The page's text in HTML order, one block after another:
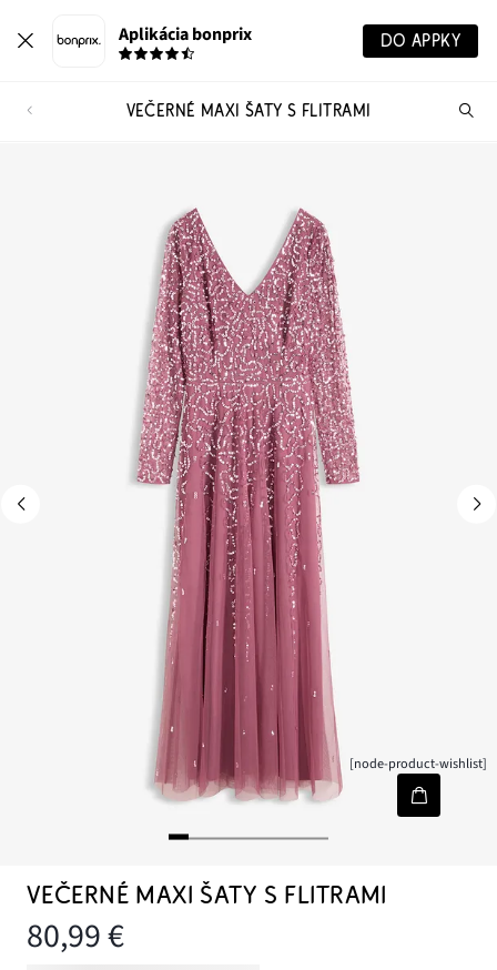
Aplikácia bonprix DO APPKY
VEČERNÉ MAXI ŠATY S FLITRAMI
[node-product-wishlist]
VEČERNÉ MAXI ŠATY S FLITRAMI
80,99 €